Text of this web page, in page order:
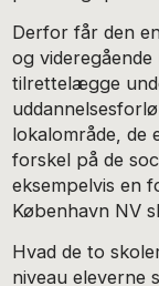
Derfor får den
og
tilrettelægge
lokalområde, de
forskel på de
eksempelvis en
København NV
Hvad de to
niveau eleverne